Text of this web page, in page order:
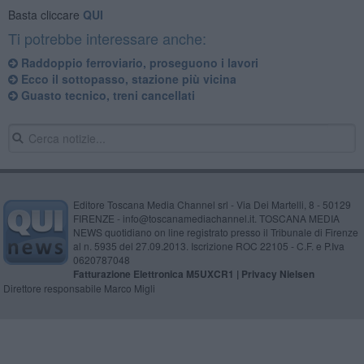
Basta cliccare QUI
Ti potrebbe interessare anche:
Raddoppio ferroviario, proseguono i lavori
Ecco il sottopasso, stazione più vicina
Guasto tecnico, treni cancellati
Editore Toscana Media Channel srl - Via Dei Martelli, 8 - 50129
FIRENZE - info@toscanamediachannel.it. TOSCANA MEDIA
NEWS quotidiano on line registrato presso il Tribunale di Firenze
al n. 5935 del 27.09.2013. Iscrizione ROC 22105 - C.F. e P.Iva
0620787048
Fatturazione Elettronica M5UXCR1 | Privacy Nielsen
Direttore responsabile Marco Migli